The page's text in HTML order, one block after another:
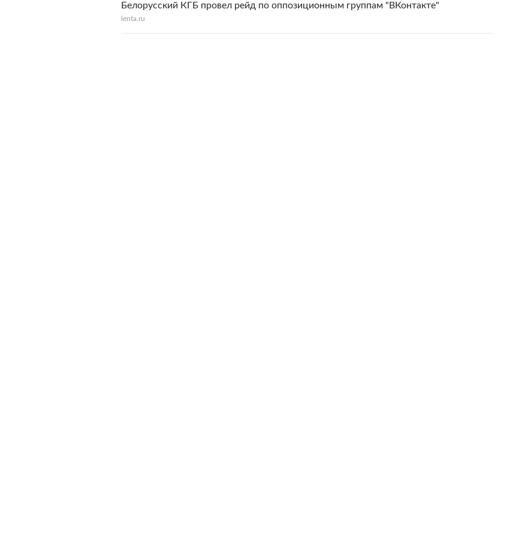
Белорусский КГБ провел рейд по оппозиционным группам "ВКонтакте"
lenta.ru